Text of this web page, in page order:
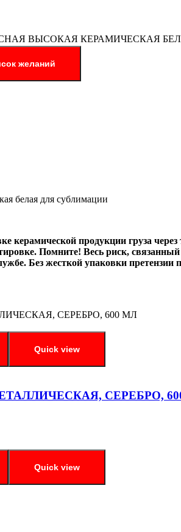
ВЫСОКАЯ КЕРАМИЧЕСКАЯ
желаний
белая для сублимации
керамической продукции груза
Помните! Весь риск,
Без жесткой упаковки претензии
Quick view
СЕРЕБРО,
Quick view